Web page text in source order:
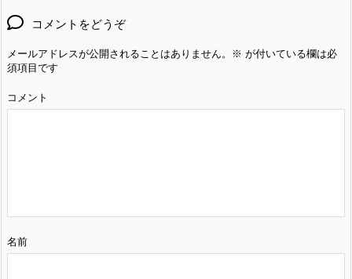
コメントをどうぞ
メールアドレスが公開されることはありません。 ※ が付いている欄は必
須項目です
コメント
名前